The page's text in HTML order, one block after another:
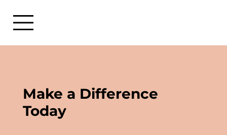
Make a Difference
Today